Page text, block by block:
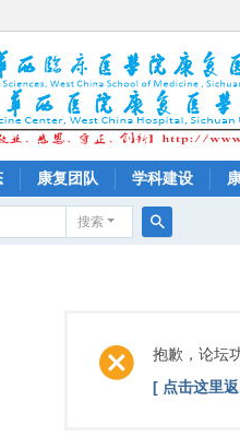
康复团队 学科建设
搜索
抱歉，论坛
[ 点击这里